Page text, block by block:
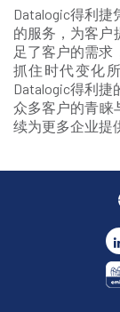
Datalogic得利
的服务，为客户
足了客户的需求
抓住时代变化
Datalogic得利
众多客户的青睐
续为更多企业提